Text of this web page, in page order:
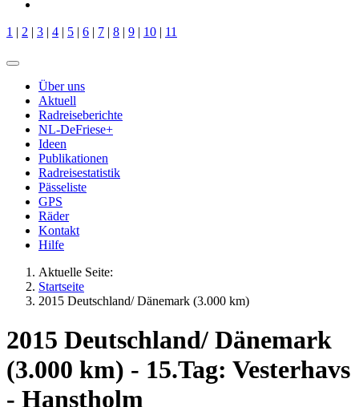
1 | 2 | 3 | 4 | 5 | 6 | 7 | 8 | 9 | 10 | 11
Über uns
Aktuell
Radreiseberichte
NL-DeFriese+
Ideen
Publikationen
Radreisestatistik
Pässeliste
GPS
Räder
Kontakt
Hilfe
Aktuelle Seite:
Startseite
2015 Deutschland/ Dänemark (3.000 km)
2015 Deutschland/ Dänemark
(3.000 km) - 15.Tag: Vesterhavs
- Hanstholm